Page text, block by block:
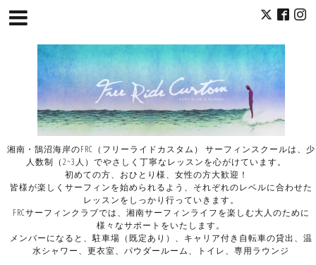
湘南・鵠沼海岸のFRC（フリーライドカスタム） サーフィンスクールは、少
人数制（2~3人）でやさしく丁寧なレッスンを心がけています。
初めての方、おひとり様、女性の方大歓迎！
皆様が楽しくサーフィンを始められるよう、それぞれのレベルに合わせた
レッスンをしっかり行っていきます。
FRCサーフィンクラブでは、湘南サーフィンライフを楽しむ大人のために
様々なサポートをいたします。
メンバーになると、駐車場（既定あり）、キャリア付き自転車の貸出、温
水シャワー、更衣室、パウダールーム、トイレ、専用ラウンジ